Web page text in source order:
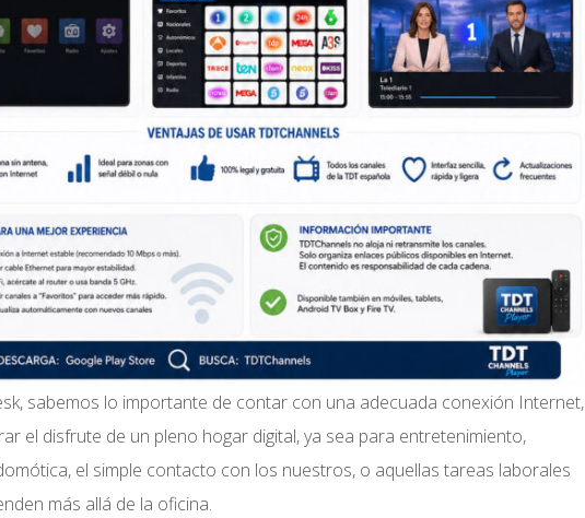
sabemos lo importante de contar con una adecuada conexión Internet,
el disfrute de un pleno hogar digital, ya sea para entretenimiento,
el simple contacto con los nuestros, o aquellas tareas laborales
más allá de la oficina.